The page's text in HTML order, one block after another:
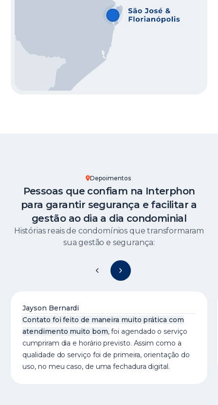
Depoimentos
Pessoas que confiam na Interphon
para garantir segurança e facilitar a
gestão ao dia a dia condominial
Histórias reais de condomínios que transformaram
sua gestão e segurança:
Jayson Bernardi
Contato foi feito de maneira muito prática com
atendimento muito bom, foi agendado o serviço
cumpriram dia e horário previsto. Assim como a
qualidade do serviço foi de primeira, orientação do
uso, no meu caso, de uma fechadura digital.